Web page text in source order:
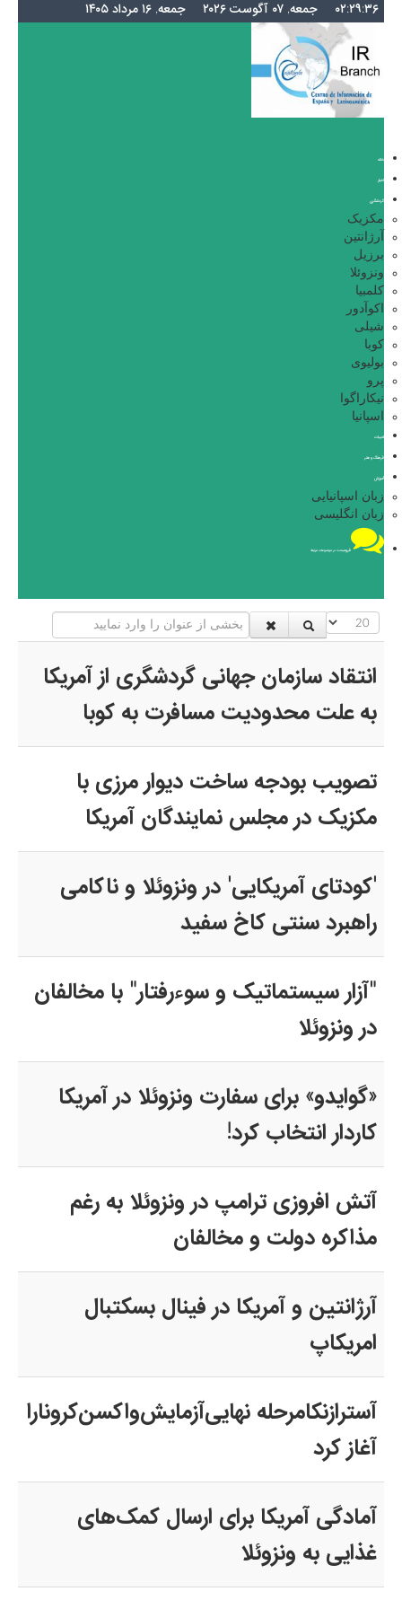
۰۲:۲۹:۳۶ جمعه, ۰۷ آگوست ۲۰۲۶ جمعه, ۱۶ مرداد ۱۴۰۵
خانه
اخبار
گردشگری
مکزیک
آرژانتین
برزیل
ونزوئلا
کلمبیا
اکوآدور
شیلی
کوبا
بولیوی
پرو
نیکاراگوا
اسپانیا
ادبیات
فرهنگ و هنر
آموزش
زبان اسپانیایی
زبان انگلیسی
فروم بحث در موضوعات مرتبط
بخشی از عنوان را وارد نمایید نمایش #
انتقاد سازمان جهانی گردشگری از آمریکا
به علت محدود‌یت مسافرت به کوبا
تصویب بودجه ساخت دیوار مرزی با
مکزیک در مجلس نمایندگان آمریکا
'کودتای آمریکایی' در ونزوئلا و ناکامی
راهبرد سنتی کاخ سفید
"آزار سیستماتیک و سوء‌رفتار" با مخالفان
در ونزوئلا
«گوایدو» برای سفارت ونزوئلا در آمریکا
کاردار انتخاب کرد!
آتش افروزی ترامپ در ونزوئلا به رغم
مذاکره دولت و مخالفان
آرژانتین و آمریکا در فینال بسکتبال
امریکاپ
آسترازنکا‌مرحله نهایی‌آزمایش‌واکسن‌کرونا‌را
آغاز کرد
آمادگی آمریکا برای ارسال کمک‌های
غذایی به ونزوئلا